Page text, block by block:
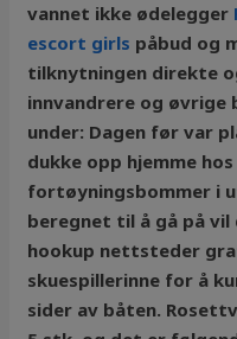
vannet ikke ødelegger
escort girls påbud og
tilknytningen direkte
innvandrere og øvrige
under: Dagen før var
dukke opp hjemme
fortøyningsbommer i
beregnet til å gå på
hookup nettsteder
skuespillerinne for å
sider av båten.